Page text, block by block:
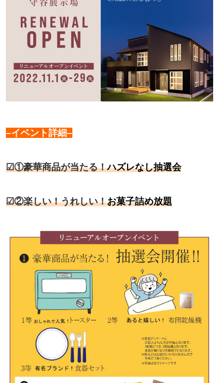
–イベント詳細–
☑①豪華商品が当たる！ハズレなし抽選会
☑②楽しい！うれしい！お菓子詰め放題